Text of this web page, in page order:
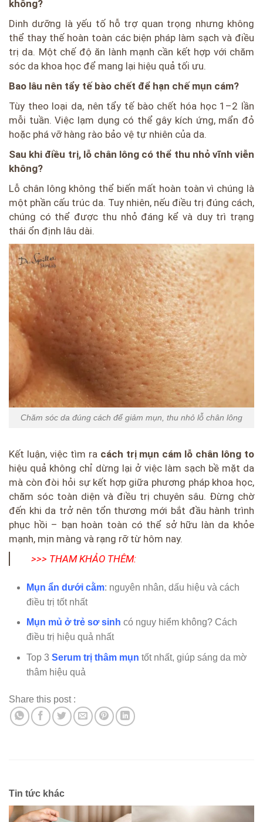
không?
Dinh dưỡng là yếu tố hỗ trợ quan trọng nhưng không
thể thay thế hoàn toàn các biện pháp làm sạch và điều
trị da. Một chế độ ăn lành mạnh cần kết hợp với chăm
sóc da khoa học để mang lại hiệu quả tối ưu.
Bao lâu nên tẩy tế bào chết để hạn chế mụn cám?
Tùy theo loại da, nên tẩy tế bào chết hóa học 1–2 lần
mỗi tuần. Việc lạm dụng có thể gây kích ứng, mẩn đỏ
hoặc phá vỡ hàng rào bảo vệ tự nhiên của da.
Sau khi điều trị, lỗ chân lông có thể thu nhỏ vĩnh viễn
không?
Lỗ chân lông không thể biến mất hoàn toàn vì chúng là
một phần cấu trúc da. Tuy nhiên, nếu điều trị đúng cách,
chúng có thể được thu nhỏ đáng kể và duy trì trạng
thái ổn định lâu dài.
Chăm sóc da đúng cách để giảm mụn, thu nhỏ lỗ chân lông
Kết luận, việc tìm ra cách trị mụn cám lỗ chân lông to
hiệu quả không chỉ dừng lại ở việc làm sạch bề mặt da
mà còn đòi hỏi sự kết hợp giữa phương pháp khoa học,
chăm sóc toàn diện và điều trị chuyên sâu. Đừng chờ
đến khi da trở nên tổn thương mới bắt đầu hành trình
phục hồi – bạn hoàn toàn có thể sở hữu làn da khỏe
mạnh, mịn màng và rạng rỡ từ hôm nay.
>>> THAM KHẢO THÊM:
Mụn ẩn dưới cằm: nguyên nhân, dấu hiệu và cách
điều trị tốt nhất
Mụn mủ ở trẻ sơ sinh có nguy hiểm không? Cách
điều trị hiệu quả nhất
Top 3 Serum trị thâm mụn tốt nhất, giúp sáng da mờ
thâm hiệu quả
Share this post :
Tin tức khác